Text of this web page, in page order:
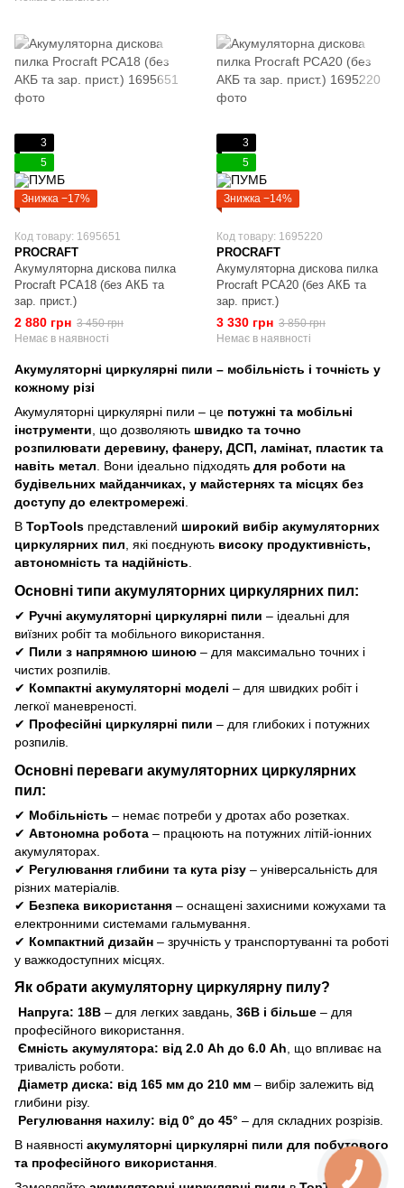
3
5
Знижка −17%
Код товару: 1695651
PROCRAFT
Акумуляторна дискова пилка
Procraft PCA18 (без АКБ та
зар. прист.)
2 880 грн 3 450 грн
Немає в наявності
3
5
Знижка −14%
Код товару: 1695220
PROCRAFT
Акумуляторна дискова пилка
Procraft PCA20 (без АКБ та
зар. прист.)
3 330 грн 3 850 грн
Немає в наявності
Акумуляторні циркулярні пили – мобільність і точність у
кожному різі
Акумуляторні циркулярні пили – це потужні та мобільні
інструменти , що дозволяють швидко та точно
розпилювати деревину, фанеру, ДСП, ламінат, пластик та
навіть метал . Вони ідеально підходять для роботи на
будівельних майданчиках, у майстернях та місцях без
доступу до електромережі
В TopTools представлений широкий вибір акумуляторних
циркулярних пил , які поєднують високу продуктивність,
автономність та надійність
Основні типи акумуляторних циркулярних пил:
✔ Ручні акумуляторні циркулярні пили – ідеальні для
виїзних робіт та мобільного використання.
✔ Пили з напрямною шиною – для максимально точних і
чистих розпилів.
✔ Компактні акумуляторні моделі – для швидких робіт і
легкої маневреності.
✔ Професійні циркулярні пили – для глибоких і потужних
розпилів.
Основні переваги акумуляторних циркулярних
пил:
✔ Мобільність – немає потреби у дротах або розетках.
✔ Автономна робота – працюють на потужних літій-іонних
акумуляторах.
✔ Регулювання глибини та кута різу – універсальність для
різних матеріалів.
✔ Безпека використання – оснащені захисними кожухами та
електронними системами гальмування.
✔ Компактний дизайн – зручність у транспортуванні та роботі
у важкодоступних місцях.
Як обрати акумуляторну циркулярну пилу?
Напруга: 18В – для легких завдань, 36В і більше – для
професійного використання.
Ємність акумулятора: від 2.0 Аh до 6.0 Аh, що впливає на
тривалість роботи.
Діаметр диска: від 165 мм до 210 мм – вибір залежить від
глибини різу.
Регулювання нахилу: від 0° до 45° – для складних розрізів.
В наявності акумуляторні циркулярні пили для побутового
та професійного використання.